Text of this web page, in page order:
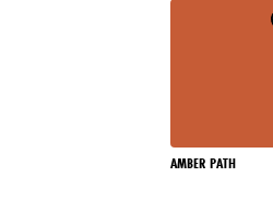
AMBER PATH